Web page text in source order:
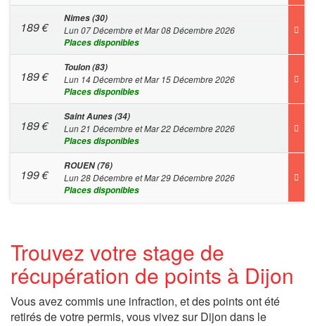
189€
Nimes (30)
Lun 07 Décembre et Mar 08 Décembre 2026
Places disponibles
189€
Toulon (83)
Lun 14 Décembre et Mar 15 Décembre 2026
Places disponibles
189€
Saint Aunes (34)
Lun 21 Décembre et Mar 22 Décembre 2026
Places disponibles
199€
ROUEN (76)
Lun 28 Décembre et Mar 29 Décembre 2026
Places disponibles
Trouvez votre stage de
récupération de points à Dijon
Vous avez commis une infraction, et des points ont été
retirés de votre permis, vous vivez sur Dijon dans le